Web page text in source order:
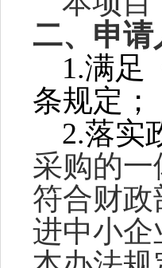
二、申
1.满足
条规定；
2.落实
采购的一
符合财
进中小